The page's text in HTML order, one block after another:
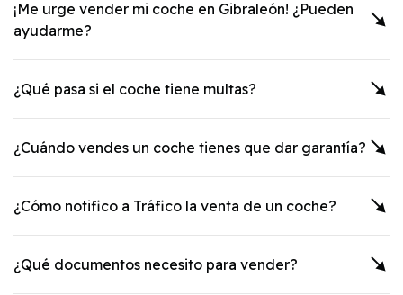
¡Me urge vender mi coche en Gibraleón! ¿Pueden
ayudarme?
¿Qué pasa si el coche tiene multas?
¿Cuándo vendes un coche tienes que dar garantía?
¿Cómo notifico a Tráfico la venta de un coche?
¿Qué documentos necesito para vender?